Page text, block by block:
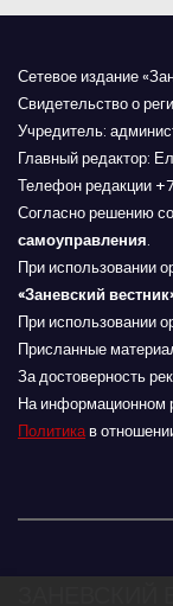
п
о
з
а
п
и
с
я
м
Сетевое издание
Свидетельство о
Учредитель:
Главный редактор:
Телефон редакции
Согласно решению
самоуправления.
При использовании
«Заневский
При использовании
Присланные
За достоверность
На информационном
Политикав